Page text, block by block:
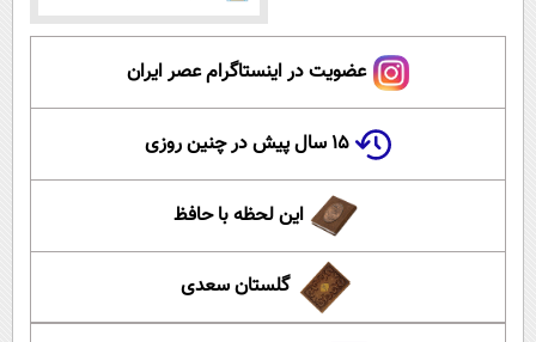
عضویت در اینستاگرام عصر ایران
۱۵ سال پیش در چنین روزی
این لحظه با حافظ
گلستان سعدی